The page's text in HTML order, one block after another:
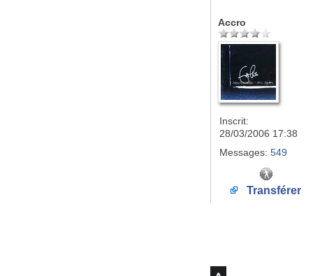
Accro
Inscrit:
28/03/2006 17:38
Messages: 549
Transférer